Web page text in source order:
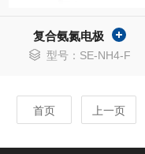
复合氨氮电极
型号：SE-NH4-F
首页 上一页